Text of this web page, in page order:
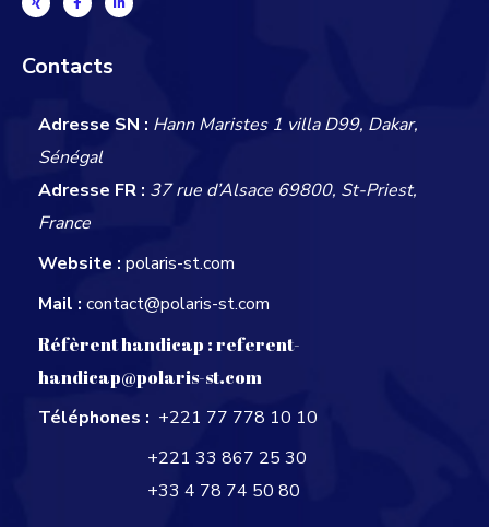
Contacts
Adresse SN : Hann Maristes 1 villa D99, Dakar,
Sénégal
Adresse FR : 37 rue d’Alsace 69800, St-Priest,
France
Website : polaris-st.com
Mail : contact@polaris-st.com
Réfèrent handicap :referent-
handicap@polaris-st.com
Téléphones : +221 77 778 10 10
+221 33 867 25 30
+33 4 78 74 50 80